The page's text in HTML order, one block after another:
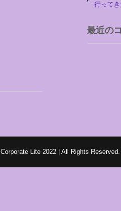
行ってき
最近の
Corporate Lite 2022 | All Rights